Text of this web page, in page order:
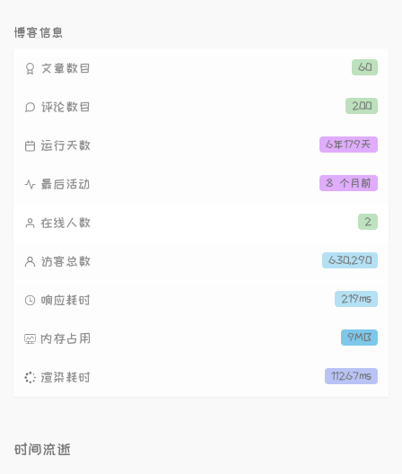
博客信息
60
文章数目
200
评论数目
6年179天
运行天数
8 个月前
最后活动
2
在线人数
630,290
访客总数
219ms
响应耗时
9MB
内存占用
11267ms
渲染耗时
时间流逝